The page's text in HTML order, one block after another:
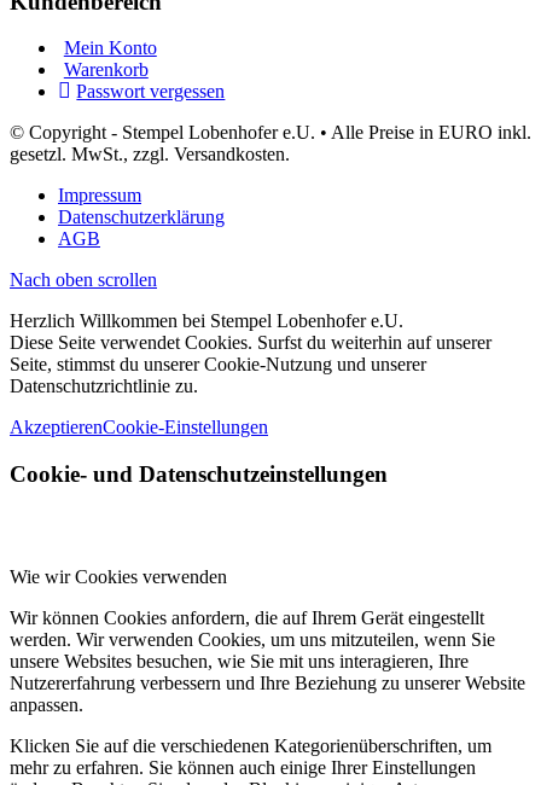
Mein Konto
Warenkorb
Passwort vergessen
© Copyright - Stempel Lobenhofer e.U. • Alle Preise in EURO inkl.
gesetzl. MwSt., zzgl. Versandkosten.
Impressum
Datenschutzerklärung
AGB
Nach oben scrollen
Herzlich Willkommen bei Stempel Lobenhofer e.U.
Diese Seite verwendet Cookies. Surfst du weiterhin auf unserer
Seite, stimmst du unserer Cookie-Nutzung und unserer
Datenschutzrichtlinie zu.
AkzeptierenCookie-Einstellungen
Cookie- und Datenschutzeinstellungen
Wie wir Cookies verwenden
Wir können Cookies anfordern, die auf Ihrem Gerät eingestellt
werden. Wir verwenden Cookies, um uns mitzuteilen, wenn Sie
unsere Websites besuchen, wie Sie mit uns interagieren, Ihre
Nutzererfahrung verbessern und Ihre Beziehung zu unserer Website
anpassen.
Klicken Sie auf die verschiedenen Kategorienüberschriften, um
mehr zu erfahren. Sie können auch einige Ihrer Einstellungen